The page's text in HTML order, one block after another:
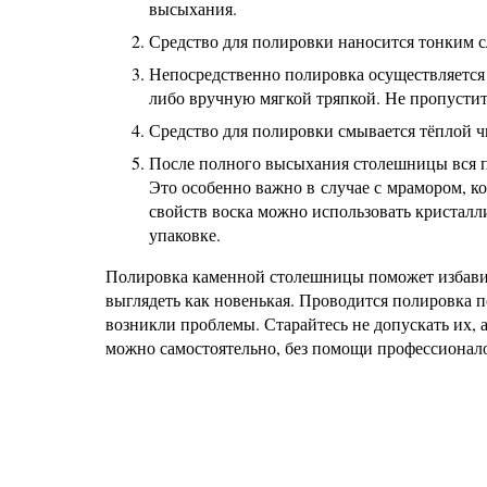
высыхания.
Средство для полировки наносится тонким
Непосредственно полировка
либо вручную мягкой тряпкой. Не
Средство для полировки смывается тёплой
После полного высыхания столешницы вся
Это особенно важно в случае с мрамором,
свойств воска можно использовать
упаковке.
Полировка каменной столешницы поможет
выглядеть как новенькая. Проводится
возникли проблемы. Старайтесь не допускать
можно самостоятельно, без помощи